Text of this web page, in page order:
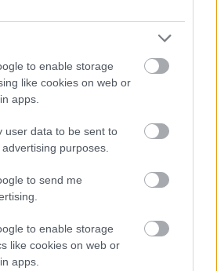
to enable storage
like cookies on web or
apps.
user data to be sent to
purposes.
to send me
to enable storage
like cookies on web or
apps.
Tetszik 0